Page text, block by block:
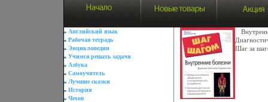
Английский язык
Рабочая тетрадь
Энциклопедии
Учимся решать задачи
Азбука
Самоучитель
Лучшие сказки
История
Чехов
Шаг за